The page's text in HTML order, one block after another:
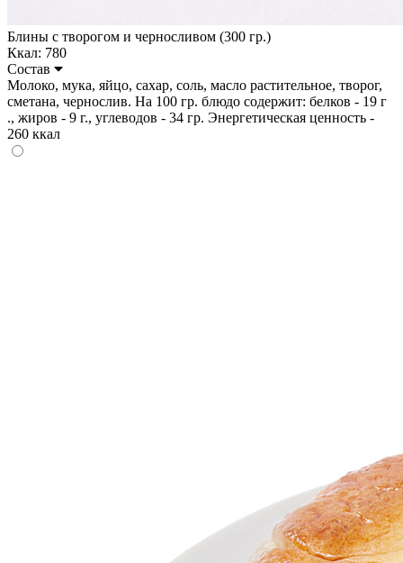
Блины с творогом и черносливом (300 гр.)
Ккал: 780
Состав
Молоко, мука, яйцо, сахар, соль, масло растительное, творог,
сметана, чернослив. На 100 гр. блюдо содержит: белков - 19 г
., жиров - 9 г., углеводов - 34 гр. Энергетическая ценность -
260 ккал